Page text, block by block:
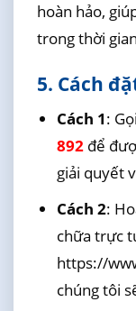
hoàn hảo,
trong thời
5. Cách
Cách 1:
892để
giải quyết
Cách 2:
chữa trực
https://
chúng tôi